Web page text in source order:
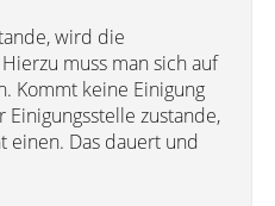
wird die
muss man sich auf
Kommt keine Einigung
zustande,
einen. Das dauert und